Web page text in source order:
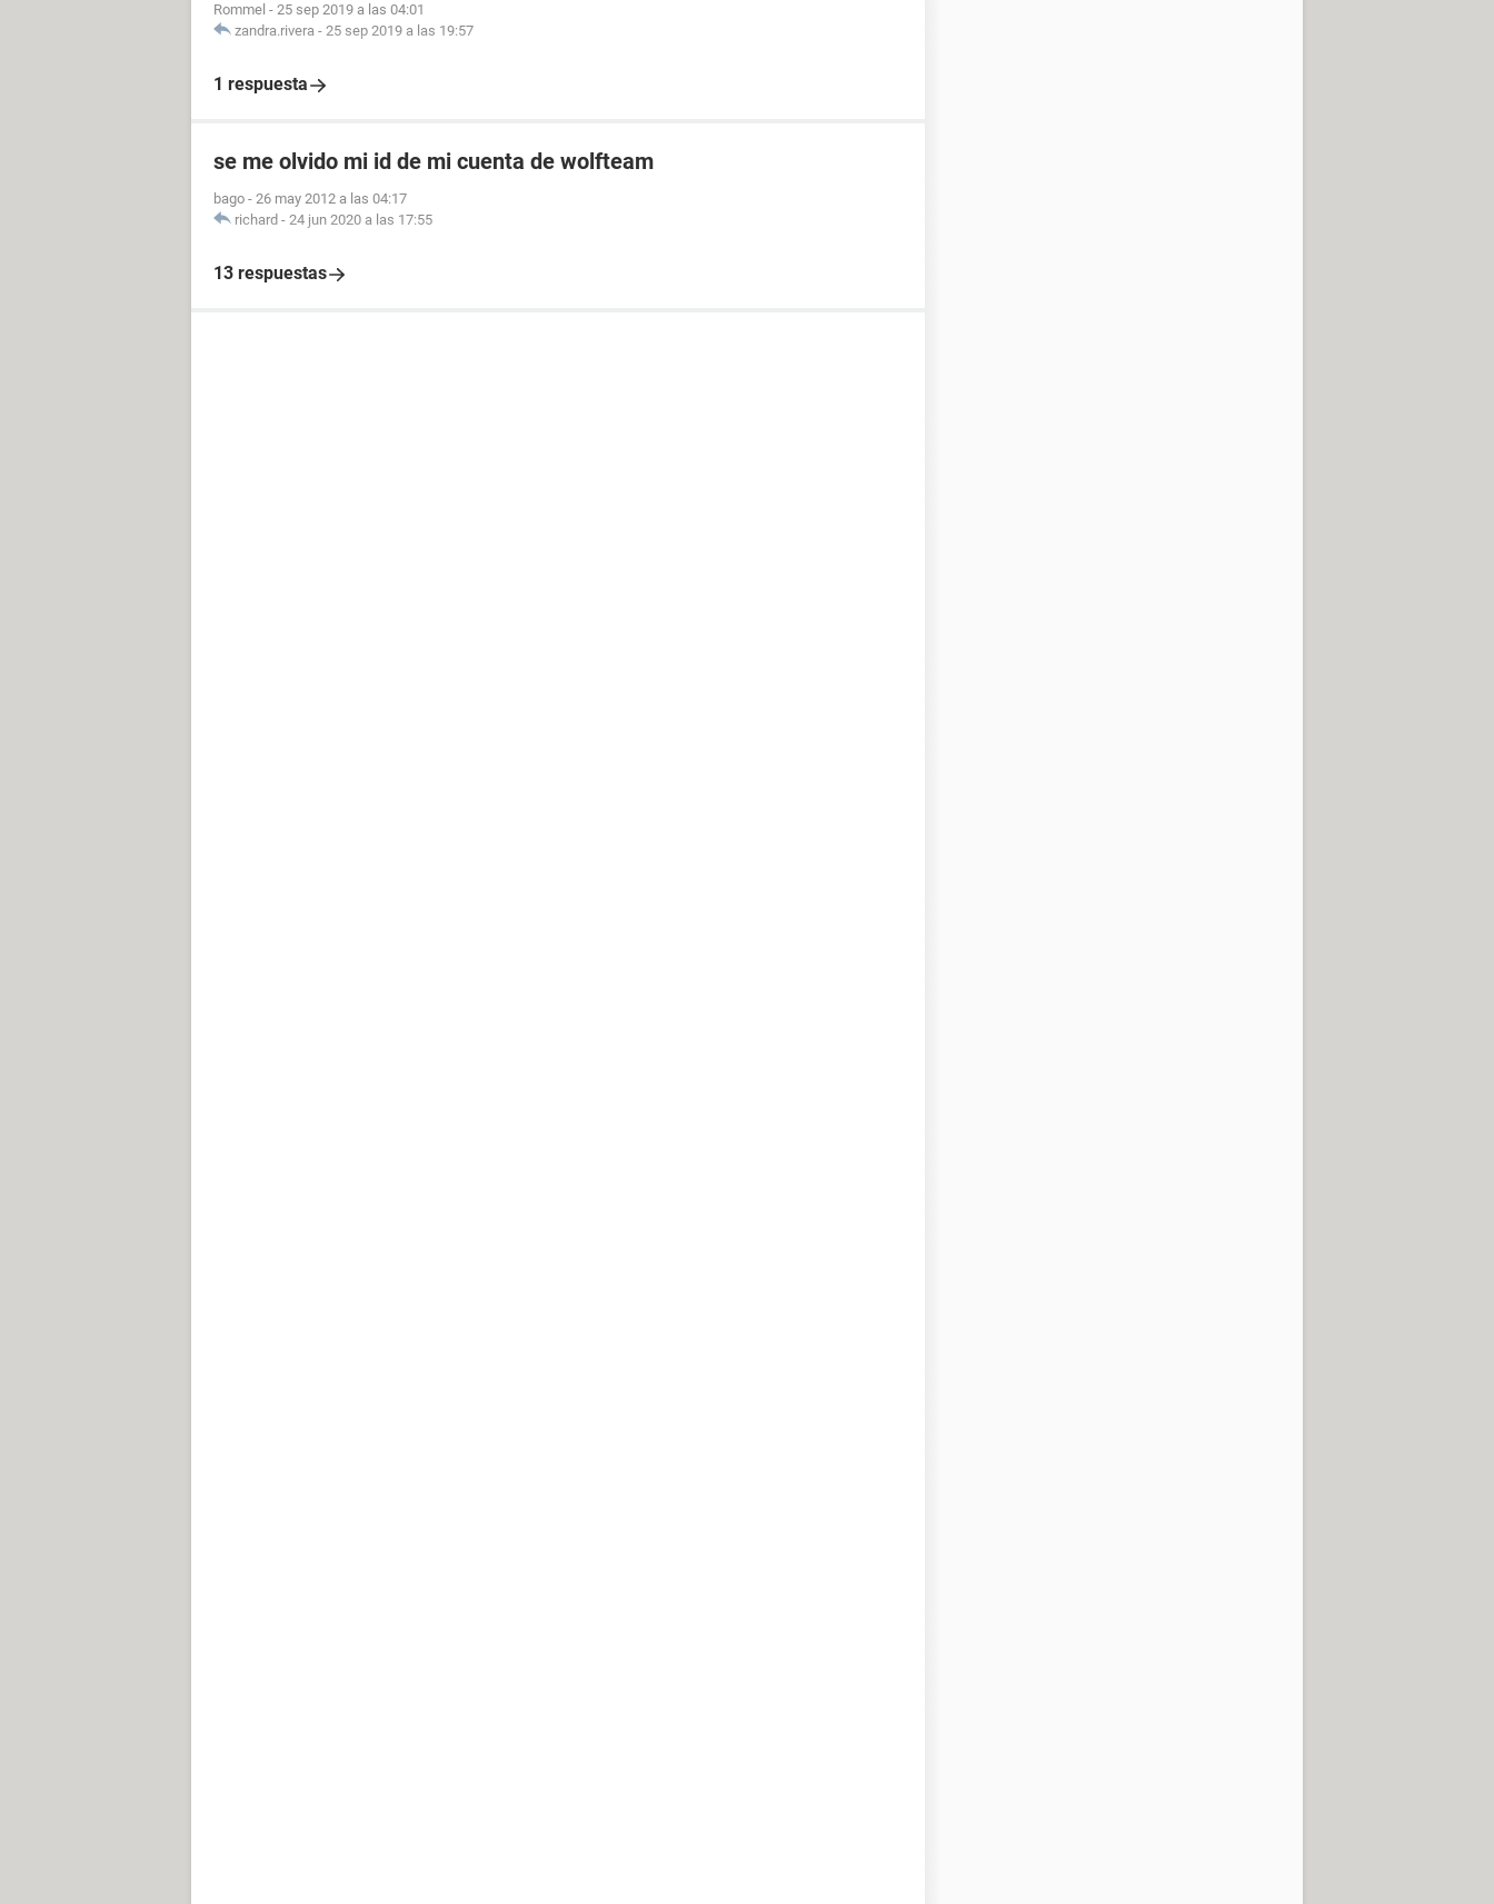
Rommel - 25 sep 2019 a las 04:01
zandra.rivera - 25 sep 2019 a las 19:57
1 respuesta
se me olvido mi id de mi cuenta de wolfteam
bago - 26 may 2012 a las 04:17
richard - 24 jun 2020 a las 17:55
13 respuestas